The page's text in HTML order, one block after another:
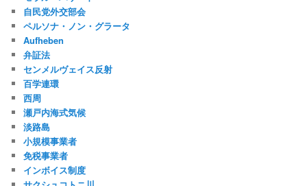
自民党外交部会
ペルソナ・ノン・グラータ
Aufheben
弁証法
センメルヴェイス反射
百学連環
西周
瀬戸内海式気候
淡路島
小規模事業者
免税事業者
インボイス制度